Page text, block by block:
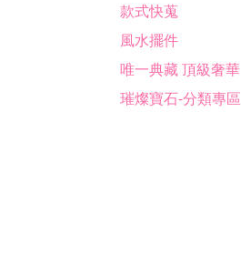
款式快蒐
風水擺件
唯一典藏 頂級奢華
璀燦寶石-分類專區